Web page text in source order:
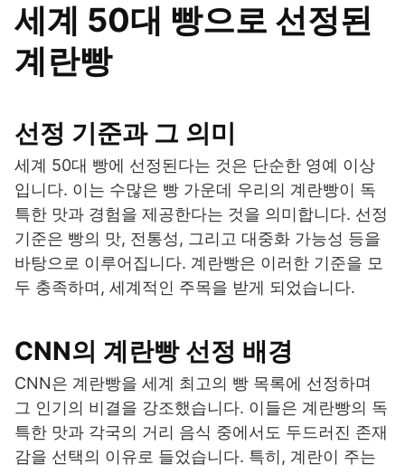
세계 50대 빵으로 선정된
계란빵
선정 기준과 그 의미
세계 50대 빵에 선정된다는 것은 단순한 영예 이상
입니다. 이는 수많은 빵 가운데 우리의 계란빵이 독
특한 맛과 경험을 제공한다는 것을 의미합니다. 선정
기준은 빵의 맛, 전통성, 그리고 대중화 가능성 등을
바탕으로 이루어집니다. 계란빵은 이러한 기준을 모
두 충족하며, 세계적인 주목을 받게 되었습니다.
CNN의 계란빵 선정 배경
CNN은 계란빵을 세계 최고의 빵 목록에 선정하며
그 인기의 비결을 강조했습니다. 이들은 계란빵의 독
특한 맛과 각국의 거리 음식 중에서도 두드러진 존재
감을 선택의 이유로 들었습니다. 특히, 계란이 주는